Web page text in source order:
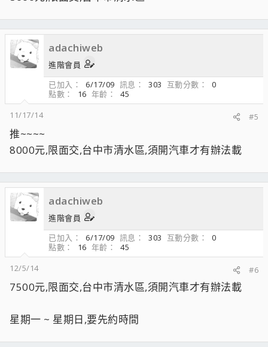
adachiweb
進階會員
已加入
6/17/09 訊息 303 互動分數
0
點數
16 年齡
45
11/17/14
#5
推~~~~
8000元,限面交,台中市清水區,須開汽車才有辦法載
adachiweb
進階會員
已加入
6/17/09 訊息 303 互動分數
0
點數
16 年齡
45
12/5/14
#6
7500元,限面交,台中市清水區,須開汽車才有辦法載
星期一 ~ 星期日,要先約時間